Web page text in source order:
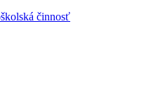
činnosť